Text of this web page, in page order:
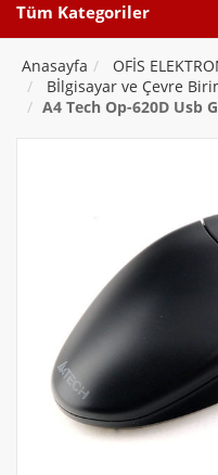
Tüm Kategoriler
Anasayfa
OFİS
Bİlgisayar ve Çevre
A4 Tech Op-620D Usb